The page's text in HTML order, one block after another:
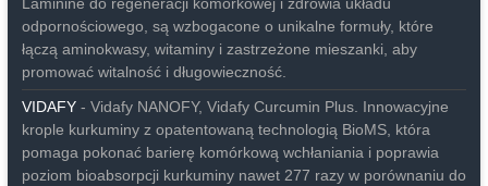
Laminine do regeneracji komórkowej i zdrowia układu
odpornościowego, są wzbogacone o unikalne formuły, które
łączą aminokwasy, witaminy i zastrzeżone mieszanki, aby
promować witalność i długowieczność.
VIDAFY- Vidafy NANOFY, Vidafy Curcumin Plus. Innowacyjne
krople kurkuminy z opatentowaną technologią BioMS, która
pomaga pokonać barierę komórkową wchłaniania i poprawia
poziom bioabsorpcji kurkuminy nawet 277 razy w porównaniu do